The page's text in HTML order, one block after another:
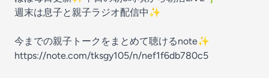
週末は息子と親子ラジオ配信中✨
今までの親子トークをまとめて聴けるnote✨
https://note.com/tksgy105/n/nef1f6db780c5